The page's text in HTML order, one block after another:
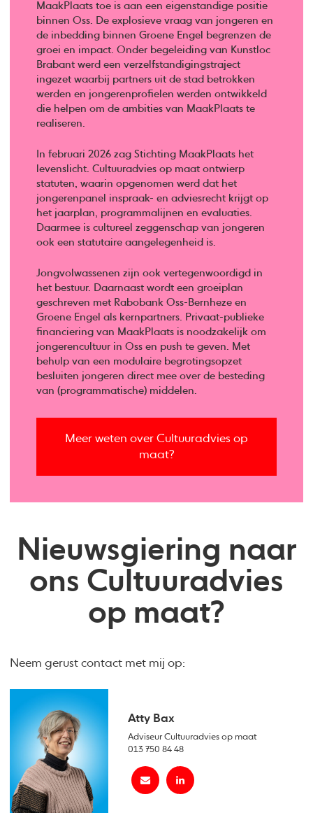
MaakPlaats toe is aan een eigenstandige positie
binnen Oss. De explosieve vraag van jongeren en
de inbedding binnen Groene Engel begrenzen de
groei en impact. Onder begeleiding van Kunstloc
Brabant werd een verzelfstandigingstraject
ingezet waarbij partners uit de stad betrokken
werden en jongerenprofielen werden ontwikkeld
die helpen om de ambities van MaakPlaats te
realiseren.
In februari 2026 zag Stichting MaakPlaats het
levenslicht. Cultuuradvies op maat ontwierp
statuten, waarin opgenomen werd dat het
jongerenpanel inspraak- en adviesrecht krijgt op
het jaarplan, programmalijnen en evaluaties.
Daarmee is cultureel zeggenschap van jongeren
ook een statutaire aangelegenheid is.
Jongvolwassenen zijn ook vertegenwoordigd in
het bestuur. Daarnaast wordt een groeiplan
geschreven met Rabobank Oss-Bernheze en
Groene Engel als kernpartners. Privaat-publieke
financiering van MaakPlaats is noodzakelijk om
jongerencultuur in Oss en push te geven. Met
behulp van een modulaire begrotingsopzet
besluiten jongeren direct mee over de besteding
van (programmatische) middelen.
Meer weten over Cultuuradvies op
maat?
Nieuwsgiering naar
ons Cultuuradvies
op maat?
Neem gerust contact met mij op:
Atty Bax
Adviseur Cultuuradvies op maat
013 750 84 48